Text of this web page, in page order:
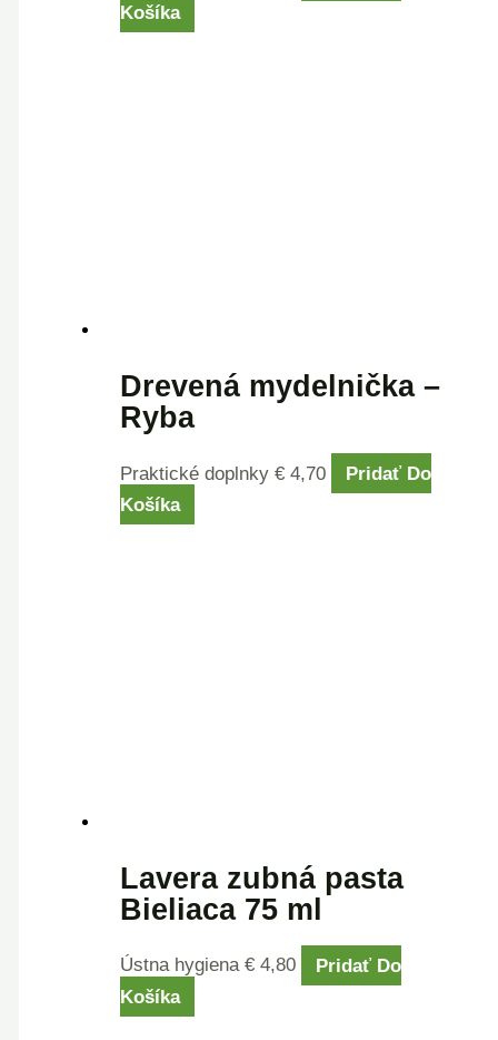
Košíka
Drevená mydelnička –
Ryba
Praktické doplnky€ 4,70
Pridať Do
Košíka
Lavera zubná pasta
Bieliaca 75 ml
Ústna hygiena€ 4,80
Pridať Do
Košíka